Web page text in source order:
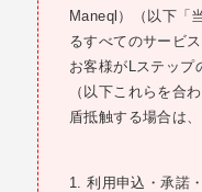
Maneql）（以下「
るすべてのサービ
お客様がLステップ
（以下これらを合
盾抵触する場合は
1. 利用申込・承諾